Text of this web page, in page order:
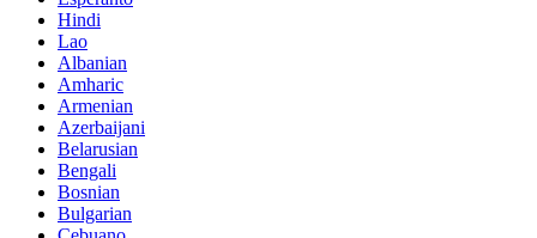
Hindi
Lao
Albanian
Amharic
Armenian
Azerbaijani
Belarusian
Bengali
Bosnian
Bulgarian